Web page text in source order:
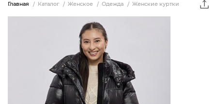
Главная Каталог Женское Одежда Женские куртки